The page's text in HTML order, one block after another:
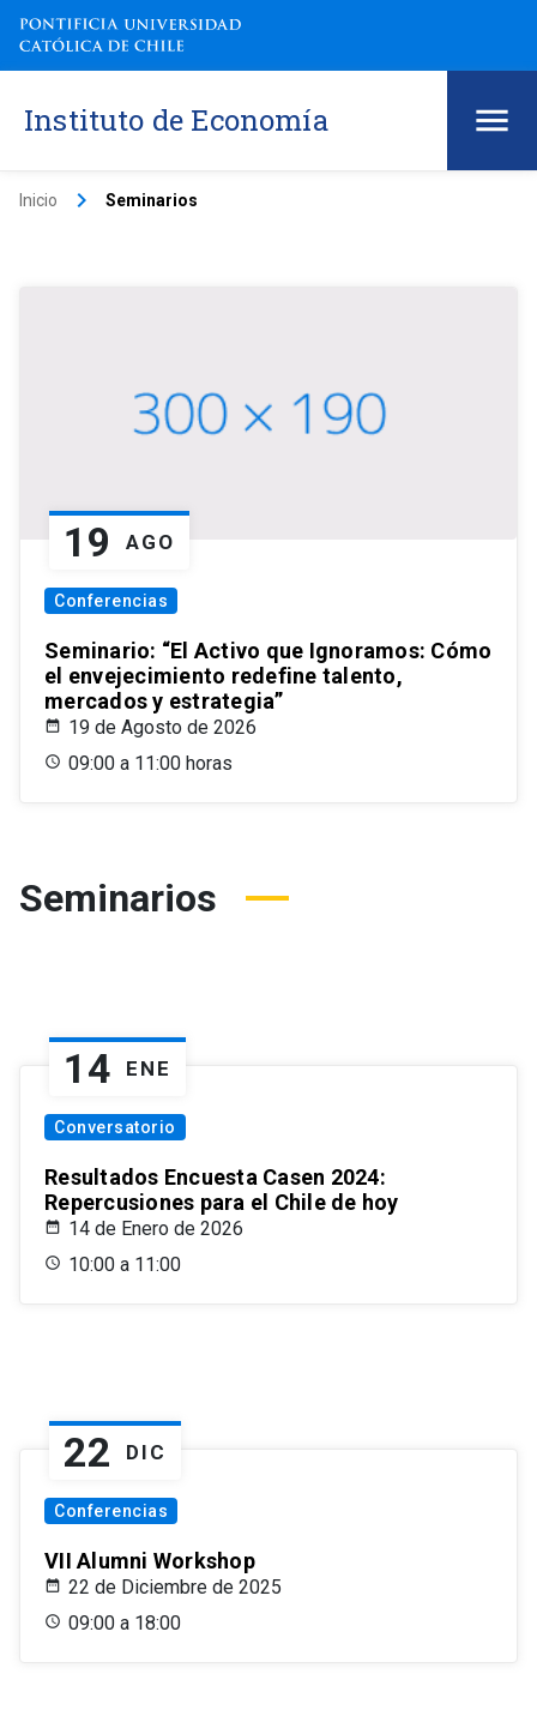
Instituto de Economía
Inicio keyboard_arrow_right Seminarios
19 AGO
Conferencias
Seminario: “El Activo que Ignoramos: Cómo
el envejecimiento redefine talento,
mercados y estrategia”
19 de Agosto de 2026
09:00 a 11:00 horas
Seminarios
14 ENE
Conversatorio
Resultados Encuesta Casen 2024:
Repercusiones para el Chile de hoy
14 de Enero de 2026
10:00 a 11:00
22 DIC
Conferencias
VII Alumni Workshop
22 de Diciembre de 2025
09:00 a 18:00